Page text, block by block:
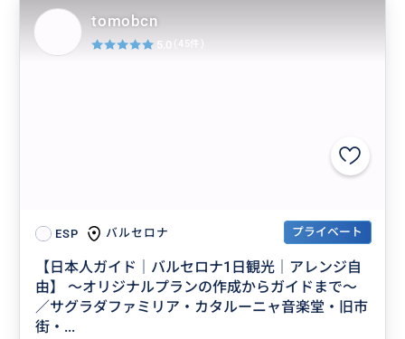
ESP バルセロナ プライベート
【日本人ガイド｜バルセロナ1日観光｜アレンジ自
由】 〜オリジナルプランの作成からガイドまで〜
／サグラダファミリア・カタルーニャ音楽堂・旧市
街・...
tomobcn
5.0 (45件)